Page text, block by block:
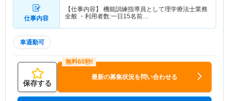
仕事内容
【仕事内容】 機能訓練指導員として理学療法士業務
全般 ・利用者数:一日15名前…
車通勤可
保存する
最新の募集状況を問い合わせる